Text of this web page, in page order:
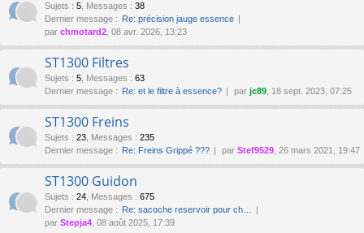
Sujets : 5 Messages : 38
Dernier message : Re: précision jauge essence
par chmotard2 , 08 avr. 2026, 13:23
ST1300 Filtres
Sujets : 5 Messages : 63
Dernier message : Re: et le filtre à essence? par jc89 , 18 sept. 2023, 07:25
ST1300 Freins
Sujets : 23 Messages : 235
Dernier message : Re: Freins Grippé ??? par Stef9529 , 26 mars 2021, 19:47
ST1300 Guidon
Sujets : 24 Messages : 675
Dernier message : Re: sacoche reservoir pour ch…
par Stepja4 , 08 août 2025, 17:39